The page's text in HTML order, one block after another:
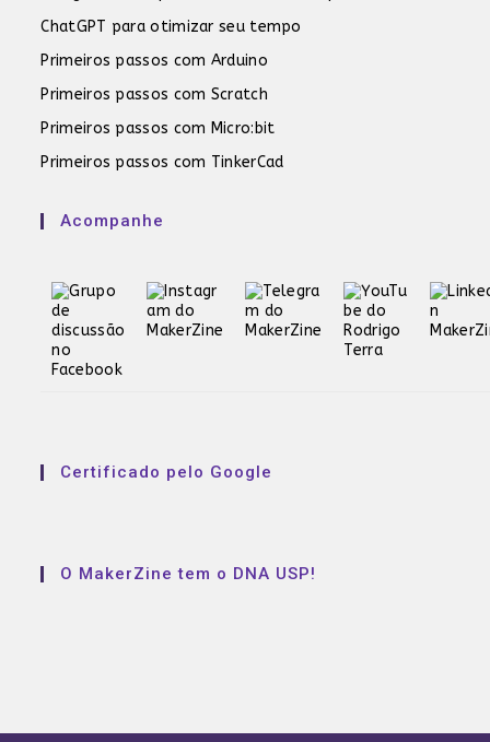
ChatGPT para otimizar seu tempo
Primeiros passos com Arduino
Primeiros passos com Scratch
Primeiros passos com Micro:bit
Primeiros passos com TinkerCad
Acompanhe
Certificado pelo Google
O MakerZine tem o DNA USP!